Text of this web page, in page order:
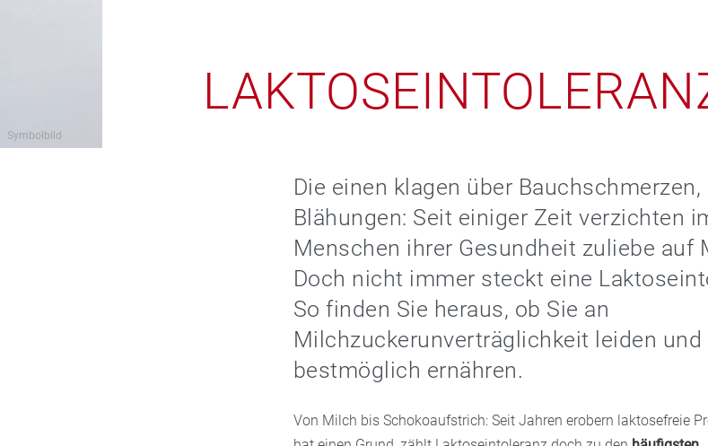
Symbolbild
Die einen klagen über
Blähungen: Seit einiger Zeit verzichten
Menschen ihrer Gesundheit zuliebe auf
Doch nicht immer steckt eine
So finden Sie heraus, ob Sie an
Milchzuckerunverträglichkeit leiden und
bestmöglich ernähren.
Von Milch bis Schokoaufstrich: Seit Jahren erobern laktosefreie